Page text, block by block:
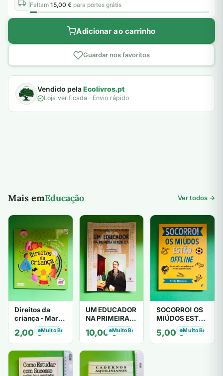
Faltam 15,00 € para portes grátis
Adicionar ao carrinho
Guardar nos favoritos
Vendido pelaEcolivros.pt
Loja verificada · Envio rápido
Mais emEducação Ver todos →
Direitos da
criança - Maria
João Carvalho
2,00€Muito Bom
UM EDUCADOR
NA PRIMEIRA
REPÚBLICA -
José Augusto
Pereira,
António Gomes
Ferreira
10,00€
Muito Bom
SOCORRO! OS
MIÚDOS ESTÃO
OFFLINE -
Verity
Davidson
5,00€Muito Bom